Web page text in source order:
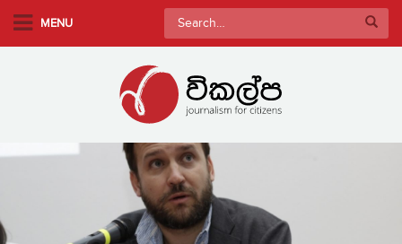
c
MENU
Search
for: